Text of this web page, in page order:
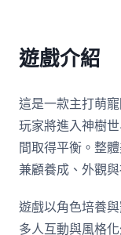
遊戲介紹
這是一款主打萌
玩家將進入神樹
間取得平衡。整
兼顧養成、外觀
遊戲以角色培養
多人互動與風格